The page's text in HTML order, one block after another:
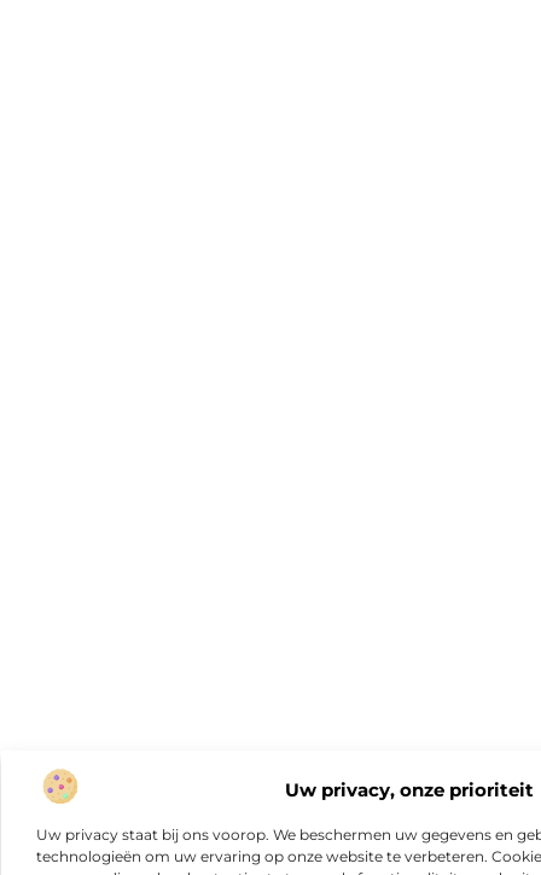
Uw privacy, onze prioriteit
Uw privacy staat bij ons voorop. We beschermen uw gegevens en
technologieën om uw ervaring op onze website te verbeteren.